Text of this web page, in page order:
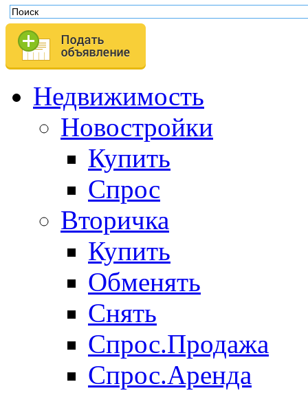
Недвижимость
Новостройки
Купить
Спрос
Вторичка
Купить
Обменять
Снять
Спрос.Продажа
Спрос.Аренда